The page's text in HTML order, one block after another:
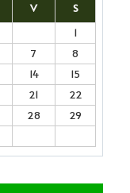
V
S
1
7
8
14
15
21
22
28
29